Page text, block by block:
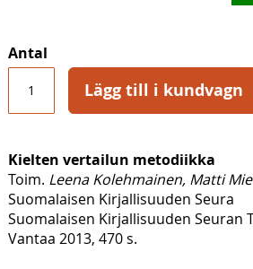
Antal
Lägg till i kundvagn
Kielten vertailun metodiikka
Toim. Leena Kolehmainen, Matti
Suomalaisen Kirjallisuuden Seura
Suomalaisen Kirjallisuuden Seuran
Vantaa 2013, 470 s.